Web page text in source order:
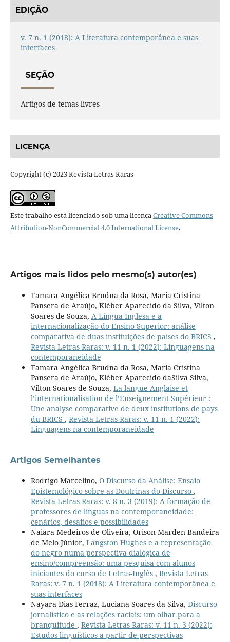
EDIÇÃO
v. 7 n. 1 (2018): A Literatura contemporânea e suas
interfaces
SEÇÃO
Artigos de temas livres
LICENÇA
Copyright (c) 2023 Revista Letras Raras
Este trabalho está licenciado sob uma licençaCreative Commons
Attribution-NonCommercial 4.0 International License.
Artigos mais lidos pelo mesmo(s) autor(es)
Tamara Angélica Brudna da Rosa, Maria Cristina
Pansera de Araújo, Kléber Aparecido da Silva, Vilton
Soares de Souza, A Língua Inglesa e a
internacionalização do Ensino Superior: análise
comparativa de duas instituições de países do BRICS ,
Revista Letras Raras: v. 11 n. 1 (2022): Linguagens na
contemporaneidade
Tamara Angélica Brudna da Rosa, Maria Cristina
Pansera de Araújo, Kléber Aparecido daSilva Silva,
Vilton Soares de Souza, La langue Anglaise et
l’internationalisation de l’Enseignement Supérieur :
Une analyse comparative de deux institutions de pays
du BRICS , Revista Letras Raras: v. 11 n. 1 (2022):
Linguagens na contemporaneidade
Artigos Semelhantes
Rodrigo Marcelino, O Discurso da Análise: Ensaio
Epistemológico sobre as Doutrinas do Discurso ,
Revista Letras Raras: v. 8 n. 3 (2019): A formação de
professores de línguas na contemporaneidade:
cenários, desafios e possibilidades
Naiara Medeiros de Oliveira, Orison Marden Bandeira
de Melo Júnior, Langston Hughes e a representação
do negro numa perspectiva dialógica de
ensino/compreensão: uma pesquisa com alunos
iniciantes do curso de Letras-Inglês , Revista Letras
Raras: v. 7 n. 1 (2018): A Literatura contemporânea e
suas interfaces
Nayara Dias Ferraz, Luciana Soares da Silva, Discurso
jornalístico e as relações raciais: um olhar para a
branquitude , Revista Letras Raras: v. 11 n. 3 (2022):
Estudos linguísticos a partir de perspectivas